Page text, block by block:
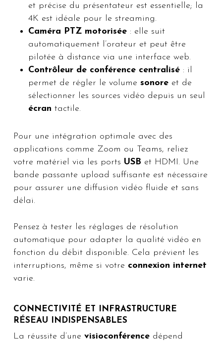
et précise du présentateur est essentielle; la
4K est idéale pour le streaming.
Caméra PTZ motorisée: elle suit
automatiquement l’orateur et peut être
pilotée à distance via une interface web.
Contrôleur de conférence centralisé: il
permet de régler le volume sonoreet de
sélectionner les sources vidéo depuis un seul
écran tactile.
Pour une intégration optimale avec des
applications comme Zoom ou Teams, reliez
votre matériel via les ports USB et HDMI. Une
bande passante upload suffisante est nécessaire
pour assurer une diffusion vidéo fluide et sans
délai.
Pensez à tester les réglages de résolution
automatique pour adapter la qualité vidéo en
fonction du débit disponible. Cela prévient les
interruptions, même si votre connexion internet
varie.
CONNECTIVITÉ ET INFRASTRUCTURE
RÉSEAU INDISPENSABLES
La réussite d’une visioconférencedépend